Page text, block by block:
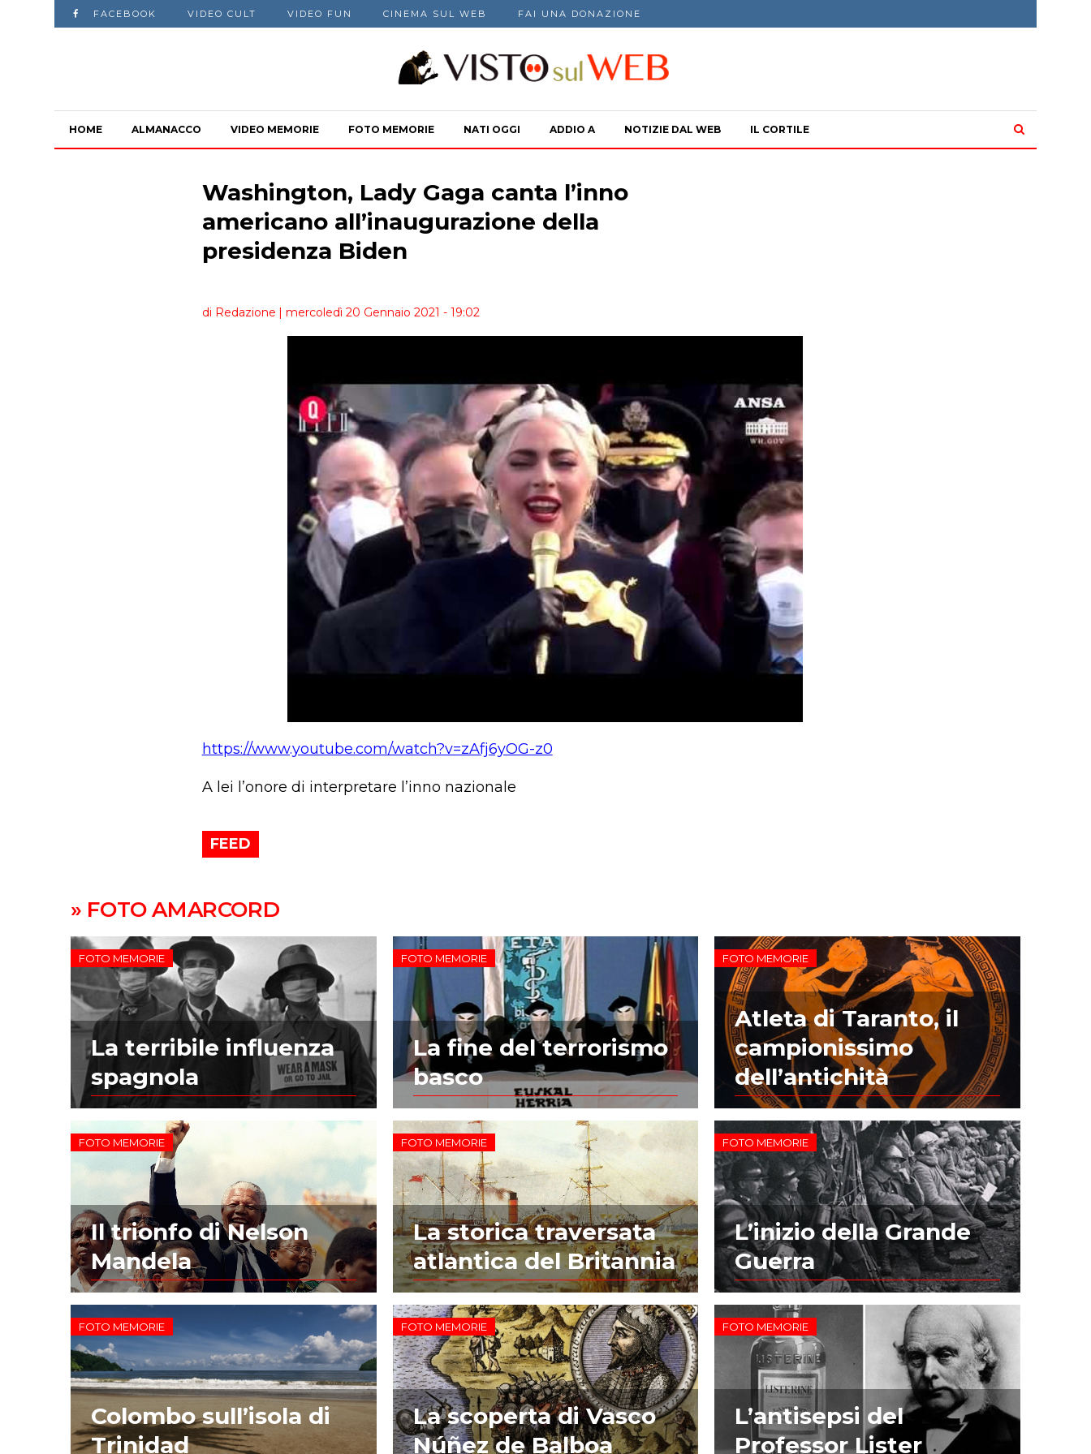
FACEBOOK VIDEO CULT VIDEO FUN CINEMA SUL WEB FAI UNA DONAZIONE
HOME ALMANACCO VIDEO MEMORIE FOTO MEMORIE NATI OGGI ADDIO A NOTIZIE DAL WEB IL CORTILE
Washington, Lady Gaga canta l’inno
americano all’inaugurazione della
presidenza Biden
di Redazione | mercoledì 20 Gennaio 2021 - 19:02
https://www.youtube.com/watch?v=zAfj6yOG-z0
A lei l’onore di interpretare l’inno nazionale
FEED
» FOTO AMARCORD
FOTO MEMORIE
La terribile influenza
spagnola
FOTO MEMORIE
La fine del terrorismo
basco
FOTO MEMORIE
Atleta di Taranto, il
campionissimo
dell’antichità
FOTO MEMORIE
Il trionfo di Nelson
Mandela
FOTO MEMORIE
La storica traversata
atlantica del Britannia
FOTO MEMORIE
L’inizio della Grande
Guerra
FOTO MEMORIE
Colombo sull’isola di
Trinidad
FOTO MEMORIE
La scoperta di Vasco
Núñez de Balboa
FOTO MEMORIE
L’antisepsi del
Professor Lister